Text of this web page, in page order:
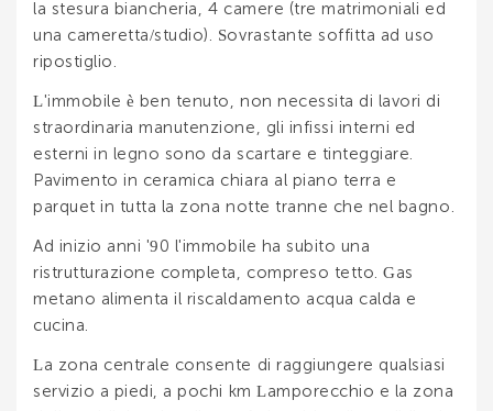
la stesura biancheria, 4 camere (tre matrimoniali ed
una cameretta/studio). Sovrastante soffitta ad uso
ripostiglio.
L'immobile è ben tenuto, non necessita di lavori di
straordinaria manutenzione, gli infissi interni ed
esterni in legno sono da scartare e tinteggiare.
Pavimento in ceramica chiara al piano terra e
parquet in tutta la zona notte tranne che nel bagno.
Ad inizio anni '90 l'immobile ha subito una
ristrutturazione completa, compreso tetto. Gas
metano alimenta il riscaldamento acqua calda e
cucina.
La zona centrale consente di raggiungere qualsiasi
servizio a piedi, a pochi km Lamporecchio e la zona